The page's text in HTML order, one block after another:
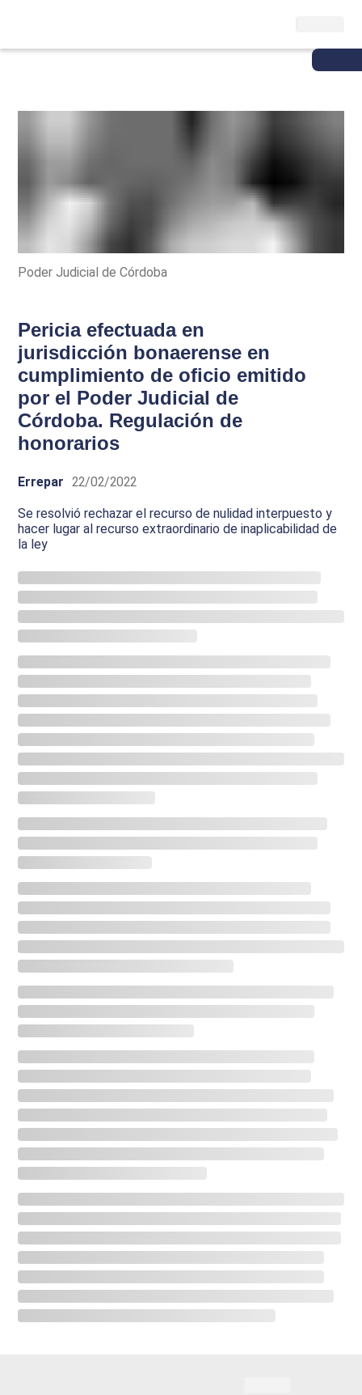
Poder Judicial de Córdoba
Pericia efectuada en
jurisdicción bonaerense en
cumplimiento de oficio emitido
por el Poder Judicial de
Córdoba. Regulación de
honorarios
Errepar 22/02/2022
Se resolvió rechazar el recurso de nulidad interpuesto y
hacer lugar al recurso extraordinario de inaplicabilidad de
la ley